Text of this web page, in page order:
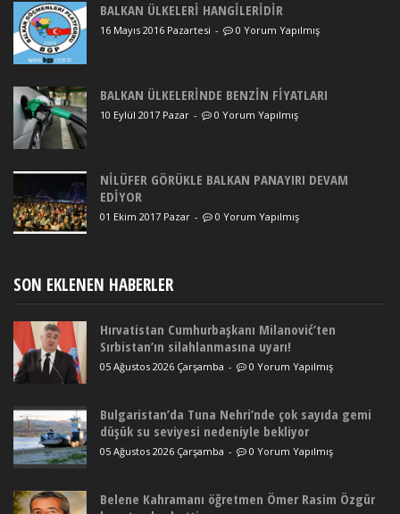
BALKAN ÜLKELERİ HANGİLERİDİR
16 Mayıs 2016 Pazartesi - 0 Yorum Yapılmış
BALKAN ÜLKELERİNDE BENZİN FİYATLARI
10 Eylül 2017 Pazar - 0 Yorum Yapılmış
NİLÜFER GÖRÜKLE BALKAN PANAYIRI DEVAM
EDİYOR
01 Ekim 2017 Pazar - 0 Yorum Yapılmış
SON EKLENEN HABERLER
Hırvatistan Cumhurbaşkanı Milanović’ten
Sırbistan’ın silahlanmasına uyarı!
05 Ağustos 2026 Çarşamba - 0 Yorum Yapılmış
Bulgaristan’da Tuna Nehri’nde çok sayıda gemi
düşük su seviyesi nedeniyle bekliyor
05 Ağustos 2026 Çarşamba - 0 Yorum Yapılmış
Belene Kahramanı öğretmen Ömer Rasim Özgür